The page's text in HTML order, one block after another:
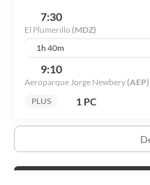
7:30
El Plumerillo (MDZ)
1h 40m
9:10
Aeroparque Jorge Newbery(AEP)
PLUS
1 PC